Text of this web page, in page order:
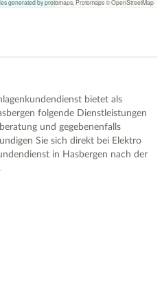
generated by protomaps Protomaps©OpenStreetMap
bietet als
folgende Dienstleistungen
und gegebenenfalls
Sie sich direkt bei Elektro
in Hasbergen nach der